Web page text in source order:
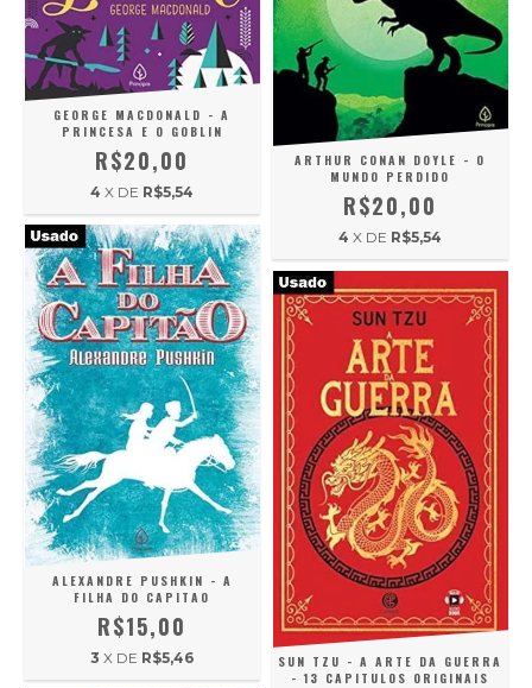
GEORGE MACDONALD - A
PRINCESA E O GOBLIN
R$20,00
4 X DE R$5,54
ARTHUR CONAN DOYLE - O
MUNDO PERDIDO
R$20,00
4 X DE R$5,54
ALEXANDRE PUSHKIN - A
FILHA DO CAPITAO
R$15,00
3 X DE R$5,46
SUN TZU - A ARTE DA GUERRA
- 13 CAPITULOS ORIGINAIS